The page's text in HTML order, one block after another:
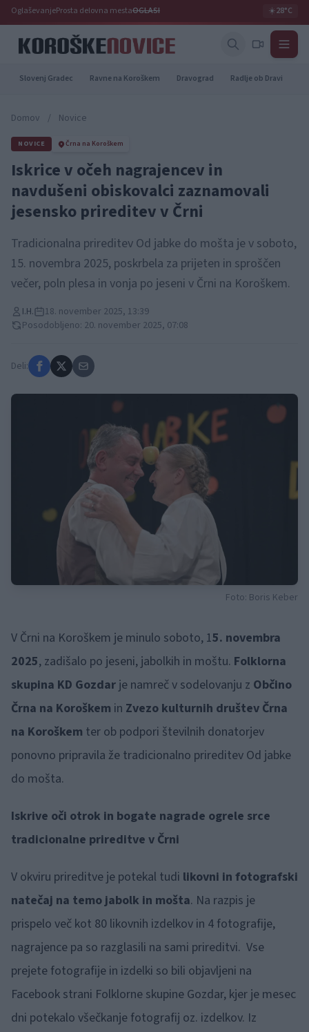
OglaševanjeProsta delovna mestaOGLASI ☀️28°C
Slovenj Gradec Ravne na Koroškem Dravograd Radlje ob Dravi
Domov / Novice
NOVICE Črna na Koroškem
Iskrice v očeh nagrajencev in
navdušeni obiskovalci zaznamovali
jesensko prireditev v Črni
Tradicionalna prireditev Od jabke do mošta je v soboto,
15. novembra 2025, poskrbela za prijeten in sproščen
večer, poln plesa in vonja po jeseni v Črni na Koroškem.
I.H.
18. november 2025, 13:39
Posodobljeno: 20. november 2025, 07:08
Deli:
Foto: Boris Keber
V Črni na Koroškem je minulo soboto, 15. novembra
2025, zadišalo po jeseni, jabolkih in moštu. Folklorna
skupina KD Gozdar je namreč v sodelovanju z Občino
Črna na Koroškem in Zvezo kulturnih društev Črna
na Koroškem ter ob podpori številnih donatorjev
ponovno pripravila že tradicionalno prireditev Od jabke
do mošta.
Iskrive oči otrok in bogate nagrade ogrele srce
tradicionalne prireditve v Črni
V okviru prireditve je potekal tudi likovni in fotografski
natečaj na temo jabolk in mošta. Na razpis je
prispelo več kot 80 likovnih izdelkov in 4 fotografije,
nagrajence pa so razglasili na sami prireditvi. Vse
prejete fotografije in izdelki so bili objavljeni na
Facebook strani Folklorne skupine Gozdar, kjer je mesec
dni potekalo všečkanje fotografij oz. izdelkov. Iz